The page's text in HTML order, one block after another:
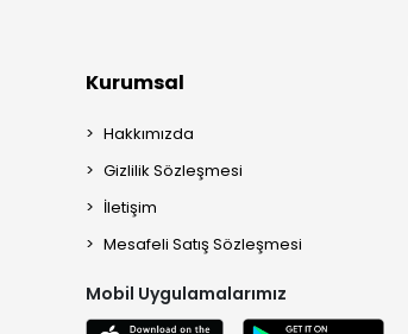
Kurumsal
Hakkımızda
Gizlilik Sözleşmesi
İletişim
Mesafeli Satış Sözleşmesi
Mobil Uygulamalarımız